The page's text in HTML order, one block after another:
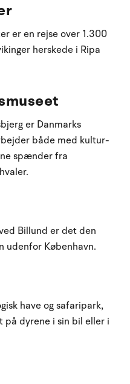
er en rejse over 1.300
herskede i Ripa
er Danmarks
både med kultur-
spænder fra
Billund er det den
udenfor København.
have og safaripark,
dyrene i sin bil eller i